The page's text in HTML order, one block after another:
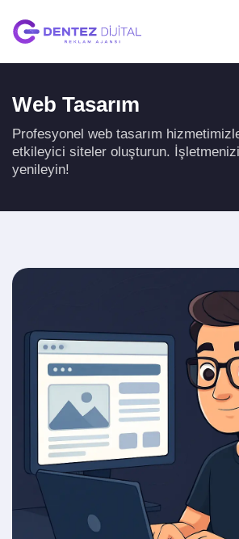
Web Tasarım
Profesyonel web tasarım
etkileyici siteler oluşturun.
yenileyin!